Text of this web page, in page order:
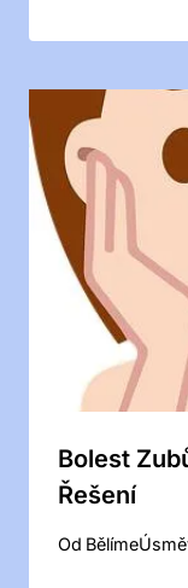
Bolest
Řešení
Od